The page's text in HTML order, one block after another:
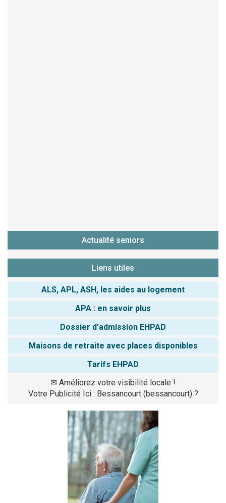
Actualité seniors
Liens utiles
ALS, APL, ASH, les aides au logement
APA : en savoir plus
Dossier d'admission EHPAD
Maisons de retraite avec places disponibles
Tarifs EHPAD
✉ Améliorez votre visibilité locale !
Votre Publicité Ici : Bessancourt (bessancourt) ?